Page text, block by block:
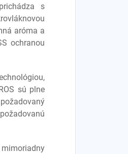
s
aróma a
ochranou
sú plne